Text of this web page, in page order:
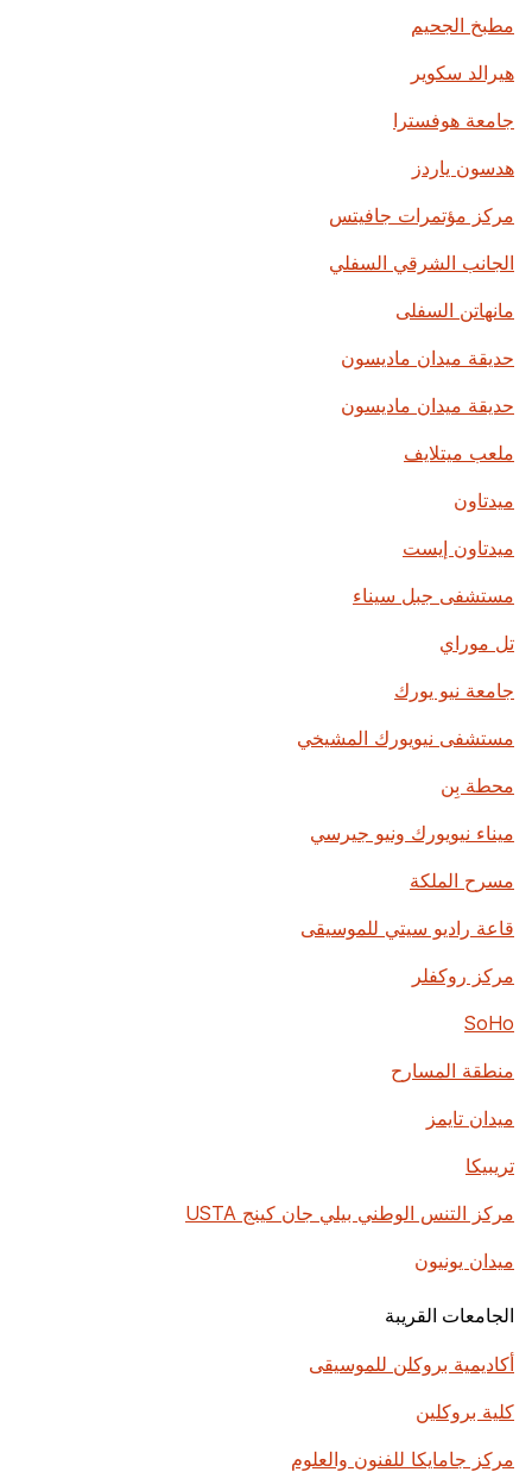
مطبخ الجحيم
هيرالد سكوير
جامعة هوفسترا
هدسون ياردز
مركز مؤتمرات جافيتس
الجانب الشرقي السفلي
مانهاتن السفلى
حديقة ميدان ماديسون
حديقة ميدان ماديسون
ملعب ميتلايف
ميدتاون
ميدتاون إيست
مستشفى جبل سيناء
تل موراي
جامعة نيو يورك
مستشفى نيويورك المشيخي
محطة بِن
ميناء نيويورك ونيو جيرسي
مسرح الملكة
قاعة راديو سيتي للموسيقى
مركز روكفلر
SoHo
منطقة المسارح
ميدان تايمز
تريبيكا
مركز التنس الوطني بيلي جان كينج USTA
ميدان يونيون
الجامعات القريبة
أكاديمية بروكلن للموسيقى
كلية بروكلين
مركز جامايكا للفنون والعلوم